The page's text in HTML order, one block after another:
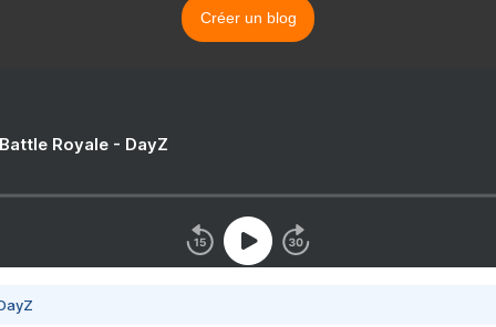
Créer un blog
Royale - DayZ